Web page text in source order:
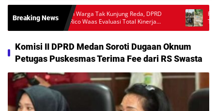
Breaking NewsKeluhan Warga Tak Kunjung Reda, DPRD
Minta Rico Waas Evaluasi Total Kinerja
Dishub Medan
Tuai
Audit
Komisi II DPRD Medan Soroti Dugaan Oknum
Petugas Puskesmas Terima Fee dari RS Swasta